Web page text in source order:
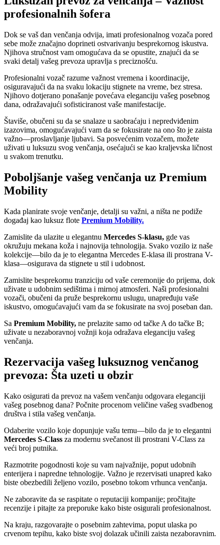
profesionalnih šofera
Dok se vaš dan venčanja odvija, imati profesionalnog vozača pored
sebe može značajno doprineti ostvarivanju besprekornog iskustva.
Njihova stručnost vam omogućava da se opustite, znajući da se
svaki detalj vašeg prevoza upravlja s preciznošću.
Profesionalni vozač razume važnost vremena i koordinacije,
osiguravajući da na svaku lokaciju stignete na vreme, bez stresa.
Njihovo dotjerano ponašanje povećava eleganciju vašeg posebnog
dana, odražavajući sofisticiranost vaše manifestacije.
Štaviše, obučeni su da se snalaze u saobraćaju i nepredviđenim
izazovima, omogućavajući vam da se fokusirate na ono što je zaista
važno—proslavljanje ljubavi. Sa posvećenim vozačem, možete
uživati u luksuzu svog venčanja, osećajući se kao kraljevska ličnost
u svakom trenutku.
Poboljšanje vašeg venčanja uz Premium
Mobility
Kada planirate svoje venčanje, detalji su važni, a ništa ne podiže
događaj kao luksuz flote Premium Mobility.
Zamislite da ulazite u elegantnu Mercedes S-klasu, gde vas
okružuju mekana koža i najnovija tehnologija. Svako vozilo iz naše
kolekcije—bilo da je to elegantna Mercedes E-klasa ili prostrana V-
klasa—osigurava da stignete u stil i udobnost.
Zamislite besprekornu tranziciju od vaše ceremonije do prijema, dok
uživate u udobnim sedištima i mirnoj atmosferi. Naši profesionalni
vozači, obučeni da pruže besprekornu uslugu, unapređuju vaše
iskustvo, omogućavajući vam da se fokusirate na svoj poseban dan.
Sa Premium Mobility, ne prelazite samo od tačke A do tačke B;
uživate u nezaboravnoj vožnji koja odražava eleganciju vašeg
venčanja.
Rezervacija vašeg luksuznog venčanog
prevoza: Šta uzeti u obzir
Kako osigurati da prevoz na vašem venčanju odgovara eleganciji
vašeg posebnog dana? Počnite procenom veličine vašeg svadbenog
društva i stila vašeg venčanja.
Odaberite vozilo koje dopunjuje vašu temu—bilo da je to elegantni
Mercedes S-Class za modernu svečanost ili prostrani V-Class za
veći broj putnika.
Razmotrite pogodnosti koje su vam najvažnije, poput udobnih
enterijera i napredne tehnologije. Važno je rezervisati unapred kako
biste obezbedili željeno vozilo, posebno tokom vrhunca venčanja.
Ne zaboravite da se raspitate o reputaciji kompanije; pročitajte
recenzije i pitajte za preporuke kako biste osigurali profesionalnost.
Na kraju, razgovarajte o posebnim zahtevima, poput ulaska po
crvenom tepihu, kako biste svoj dolazak učinili zaista nezaboravnim.